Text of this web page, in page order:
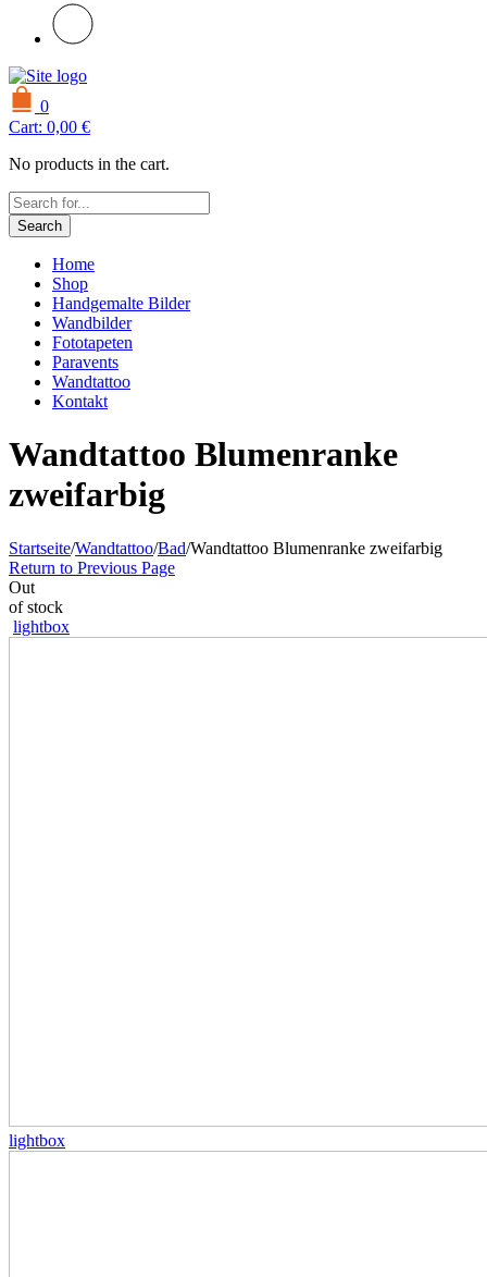
0
Cart: 0,00 €
No products in the cart.
Search
Home
Shop
Handgemalte Bilder
Wandbilder
Fototapeten
Paravents
Wandtattoo
Kontakt
Wandtattoo Blumenranke
zweifarbig
Startseite/Wandtattoo/Bad/Wandtattoo Blumenranke zweifarbig
Return to Previous Page
Out
of stock
lightbox
lightbox